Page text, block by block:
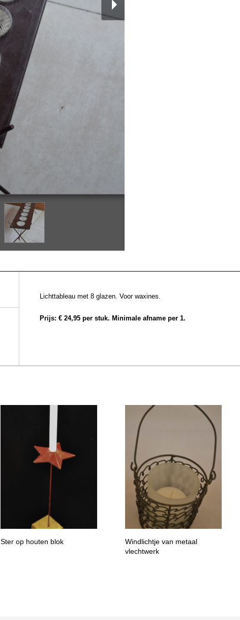
Lichttableau met 8 glazen. Voor waxines.
Prijs: € 24,95 per stuk. Minimale afname per 1.
Ster op houten blok
Windlichtje van metaal
vlechtwerk